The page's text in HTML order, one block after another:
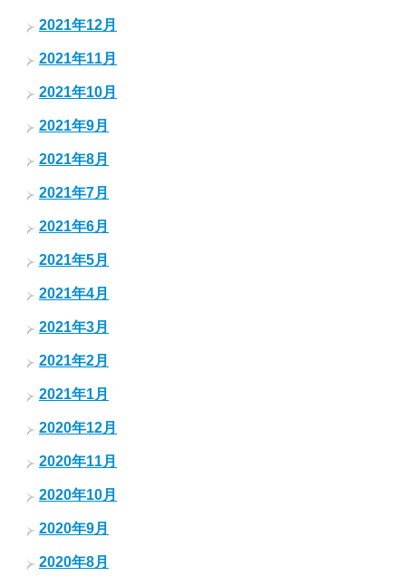
2021年12月
2021年11月
2021年10月
2021年9月
2021年8月
2021年7月
2021年6月
2021年5月
2021年4月
2021年3月
2021年2月
2021年1月
2020年12月
2020年11月
2020年10月
2020年9月
2020年8月